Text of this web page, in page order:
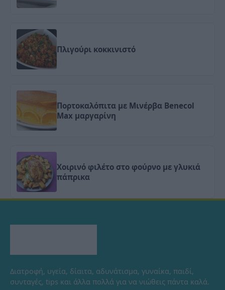
Πλιγούρι κοκκινιστό
Πορτοκαλόπιτα με Μινέρβα Benecol
Max μαργαρίνη
Χοιρινό φιλέτο στο φούρνο με γλυκιά
πάπρικα
Διατροφή, υγεία, δίαιτα, αδυνάτισμα, γυναίκα, παιδί,
συνταγές, tips και άλλα πολλά για να νιώθεις πάντα καλά.